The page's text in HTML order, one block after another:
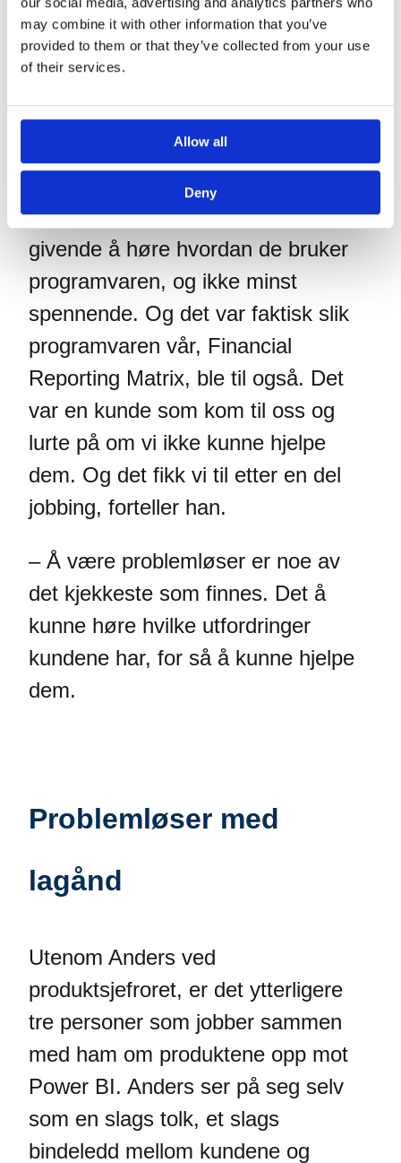
may combine it with other information that you’ve
provided to them or that they’ve collected from your use
of their services.
Allow all
Deny
Og for Anders er det nettopp møtet
med mennesker som utgjør en
– Jeg synes det er så stas å få
snakke med folk, og hjelpe kundene
som best jeg bare kan. Det er utrolig
givende å høre hvordan de bruker
programvaren, og ikke minst
spennende. Og det var faktisk slik
programvaren vår, Financial
Reporting Matrix, ble til også. Det
var en kunde som kom til oss og
lurte på om vi ikke kunne hjelpe
dem. Og det fikk vi til etter en del
jobbing, forteller han.
– Å være problemløser er noe av
det kjekkeste som finnes. Det å
kunne høre hvilke utfordringer
kundene har, for så å kunne hjelpe
dem.
Problemløser med
lagånd
Utenom Anders ved
produktsjefroret, er det ytterligere
tre personer som jobber sammen
med ham om produktene opp mot
Power BI. Anders ser på seg selv
som en slags tolk, et slags
bindeledd mellom kundene og